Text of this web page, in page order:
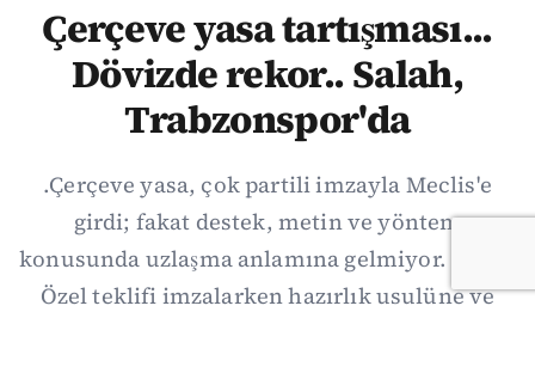
Çerçeve yasa tartışması...
Dövizde rekor.. Salah,
Trabzonspor'da
.Çerçeve yasa, çok partili imzayla Meclis'e
girdi; fakat destek, metin ve yöntem
konusunda uzlaşma anlamına gelmiyor. Özgür
Özel teklifi imzalarken hazırlık usulüne ve